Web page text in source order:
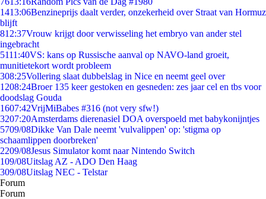
1413:06Benzineprijs daalt verder, onzekerheid over Straat van Hormuz
blijft
812:37Vrouw krijgt door verwisseling het embryo van ander stel
ingebracht
5111:40VS: kans op Russische aanval op NAVO-land groeit,
munitietekort wordt probleem
308:25Vollering slaat dubbelslag in Nice en neemt geel over
1208:24Broer 135 keer gestoken en gesneden: zes jaar cel en tbs voor
doodslag Gouda
1607:42VrijMiBabes #316 (not very sfw!)
3207:20Amsterdams dierenasiel DOA overspoeld met babykonijntjes
5709/08Dikke Van Dale neemt 'vulvalippen' op: 'stigma op
schaamlippen doorbreken'
2209/08Jesus Simulator komt naar Nintendo Switch
109/08Uitslag AZ - ADO Den Haag
309/08Uitslag NEC - Telstar
Forum
Forum